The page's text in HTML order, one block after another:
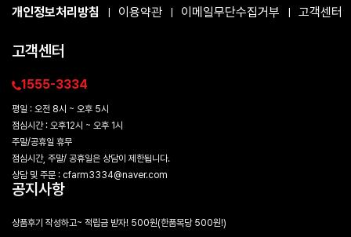
개인정보처리방침 이용약관 이메일무단수집거부 고객센터
고객센터
1555-3334
평일 : 오전 8시 ~ 오후 5시
점심시간 : 오후12시 ~ 오후 1시
주말/공휴일 휴무
점심시간, 주말/ 공휴일은 상담이 제한됩니다.
상담 및 주문 : cfarm3334@naver.com
공지사항
상품후기 작성하고~ 적립금 받자! 500원(한품목당 500원!)